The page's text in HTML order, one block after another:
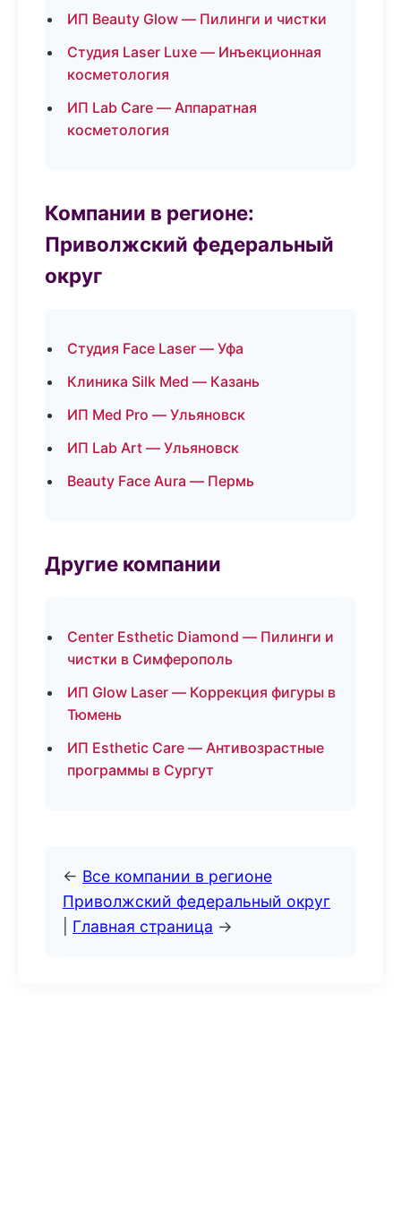
ИП Beauty Glow — Пилинги и чистки
Студия Laser Luxe — Инъекционная
косметология
ИП Lab Care — Аппаратная
косметология
Компании в регионе:
Приволжский федеральный
округ
Студия Face Laser — Уфа
Клиника Silk Med — Казань
ИП Med Pro — Ульяновск
ИП Lab Art — Ульяновск
Beauty Face Aura — Пермь
Другие компании
Center Esthetic Diamond — Пилинги и
чистки в Симферополь
ИП Glow Laser — Коррекция фигуры в
Тюмень
ИП Esthetic Care — Антивозрастные
программы в Сургут
← Все компании в регионе
Приволжский федеральный округ
Главная страница →